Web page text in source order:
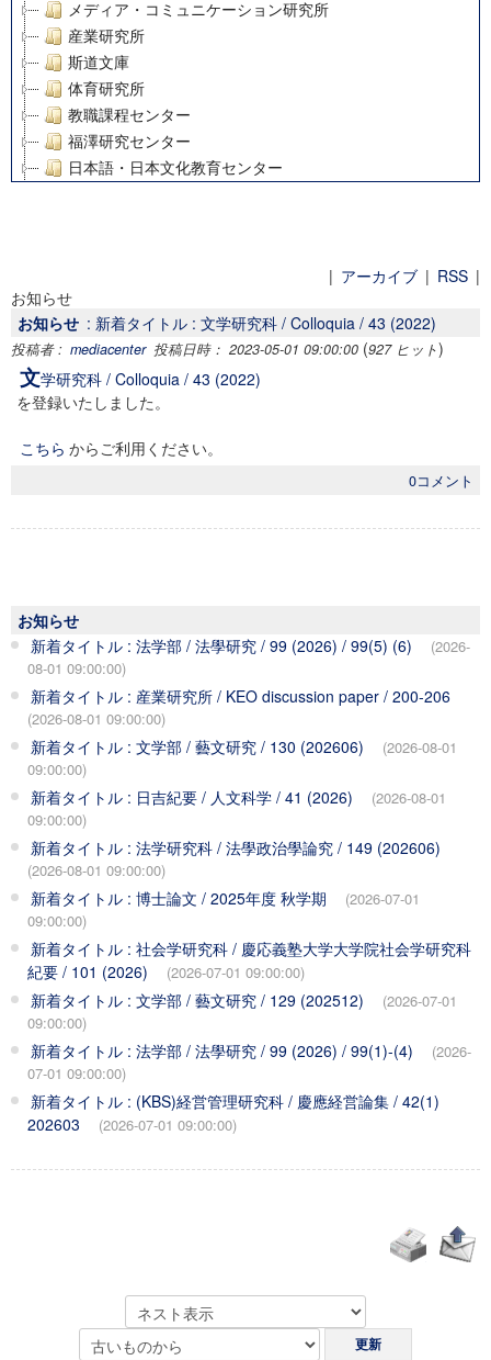
メディア・コミュニケーション研究所
産業研究所
斯道文庫
体育研究所
教職課程センター
福澤研究センター
日本語・日本文化教育センター
グローバルリサーチインスティテュート
塾内助成報告書
科学研究費補助金研究成果報告書
21世紀COEプログラム
慶應義塾大学グローバルCOEプログラム市民社会ガバナンス
慶應義塾大学グローバルCOEプログラム論理と感性の先端的
学術雑誌掲載論文等(8)
| アーカイブ | RSS |
お知らせ
お知らせ : 新着タイトル : 文学研究科 / Colloquia / 43 (2022)
投稿者 : mediacenter 投稿日時： 2023-05-01 09:00:00 (927 ヒット)
文学研究科 / Colloquia / 43 (2022)
を登録いたしました。
こちら からご利用ください。
0コメント
お知らせ
新着タイトル : 法学部 / 法學研究 / 99 (2026) / 99(5) (6)
(2026-
08-01 09:00:00)
新着タイトル : 産業研究所 / KEO discussion paper / 200-206
(2026-08-01 09:00:00)
新着タイトル : 文学部 / 藝文研究 / 130 (202606)
(2026-08-01
09:00:00)
新着タイトル : 日吉紀要 / 人文科学 / 41 (2026)
(2026-08-01
09:00:00)
新着タイトル : 法学研究科 / 法學政治學論究 / 149 (202606)
(2026-08-01 09:00:00)
新着タイトル : 博士論文 / 2025年度 秋学期
(2026-07-01
09:00:00)
新着タイトル : 社会学研究科 / 慶応義塾大学大学院社会学研究科
紀要 / 101 (2026)
(2026-07-01 09:00:00)
新着タイトル : 文学部 / 藝文研究 / 129 (202512)
(2026-07-01
09:00:00)
新着タイトル : 法学部 / 法學研究 / 99 (2026) / 99(1)-(4)
(2026-
07-01 09:00:00)
新着タイトル : (KBS)経営管理研究科 / 慶應経営論集 / 42(1)
202603
(2026-07-01 09:00:00)